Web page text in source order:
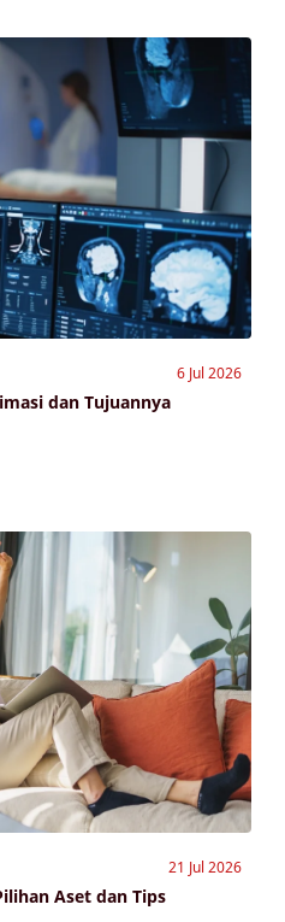
6 Jul 2026
dan Tujuannya
21 Jul 2026
Aset dan Tips